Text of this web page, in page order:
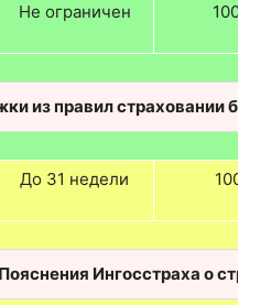
Не ограничен 100 %
из правил страховании
До 31 недели 100%
Пояснения Ингосстраха о